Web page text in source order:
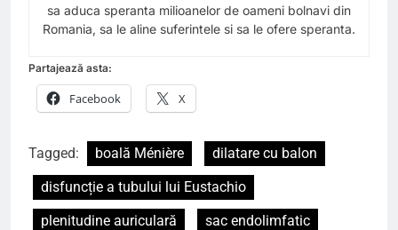
sa aduca speranta milioanelor de oameni bolnavi din
Romania, sa le aline suferintele si sa le ofere speranta.
Partajează asta:
Facebook X
Tagged: boală Ménière
dilatare cu balon
disfuncție a tubului lui Eustachio
plenitudine auriculară
sac endolimfatic